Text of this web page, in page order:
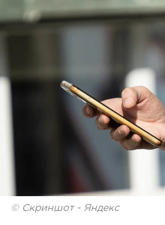
© Скриншот - Яндекс